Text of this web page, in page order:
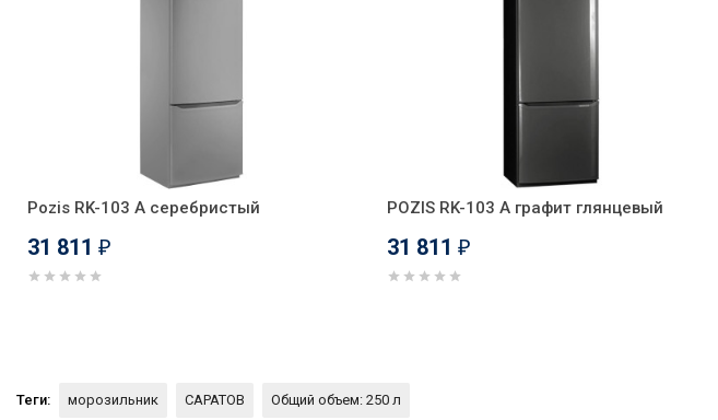
Pozis RK-103 А серебристый
31 811 ₽
POZIS RK-103 А графит глянцевый
31 811 ₽
Теги: морозильник САРАТОВ Общий объем: 250 л